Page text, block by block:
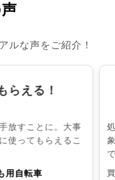
ルな声をご紹介！
らえる！
放すことに。大事
使ってもらえるこ
用自転車